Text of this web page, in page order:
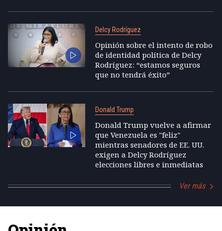
Delcy Rodríguez
Opinión sobre el intento de robo
de identidad política de Delcy
Rodríguez: “estamos seguros
que no tendrá éxito”
Donald Trump
Donald Trump vuelve a afirmar
que Venezuela es "feliz"
mientras senadores de EE. UU.
exigen a Delcy Rodríguez
elecciones libres e inmediatas
Ver más